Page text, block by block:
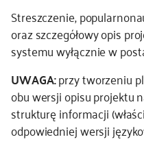
Streszczenie,
oraz szczegółowy opis
systemu wyłącznie w
UWAGA:przy tworzeniu
obu wersji opisu projektu
strukturę informacji
odpowiedniej wersji